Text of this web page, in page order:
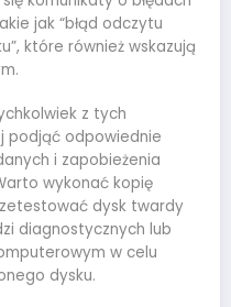
jak “błąd odczytu
które również wskazują
z tych
podjąć odpowiednie
i zapobieżenia
wykonać kopię
dysk twardy
diagnostycznych lub
w celu
dysku.